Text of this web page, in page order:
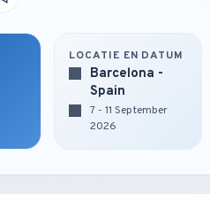
LOCATIE EN DATUM
Barcelona -
Spain
7 - 11 September
2026